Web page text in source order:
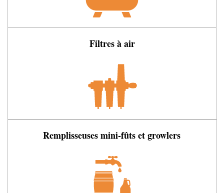
Filtres à air
Remplisseuses mini-fûts et growlers